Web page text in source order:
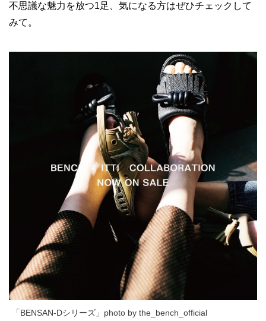
不思議な魅力を放つ1足、気になる方はぜひチェックして
みて。
「BENSAN‐Dシリーズ」photo by the_bench_official